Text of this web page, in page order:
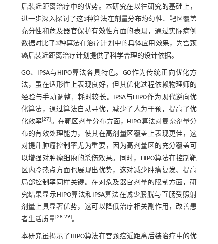
后装近距离治疗中的优势。本研究在以往研究的基础上，
进一步深入探讨了这3种算法在剂量分布均匀性、靶区覆盖
充分性和危及器官保护有效性方面的表现，通过实际病例
数据对比了3种算法在治疗计划中的具体应用效果，为宫颈
癌后装近距离治疗计划提供了科学合理的设计依据。
GO、IPSA与HIPO算法各具特色。GO作为传统正向优化方
法，虽在适形性上表现良好，但其优化过程依赖物理师的
经验与手动调整，耗时较长。IPSA与HIPO作为现代逆向优
化算法，通过算法自动寻优，减少了人为干预，提高了优
化效率 [27 。在靶区剂量分布方面，HIPO算法对复杂剂量分
布的有效处理能力，使其在高剂量区覆盖上表现更佳，这
对提升肿瘤控制率尤为重要，因为高剂量区的充分覆盖可
以增强对肿瘤细胞的杀伤效果。同时，HIPO算法在控制靶
区内冷热点方面也展现出优势，这对减少肿瘤复发、提高
局部控制率同样关键。在对危及器官剂量的限制方面，研
究结果显示HIPO算法和IPSA算法在减少膀胱与直肠受照射
剂量上具显著优势，这可以降低治疗相关副作用，改善患
者生活质量[ 28-29] 。
本研究虽揭示了HIPO算法在宫颈癌近距离后装治疗中的优